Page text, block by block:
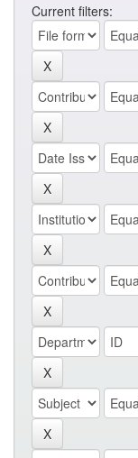
Current filters: